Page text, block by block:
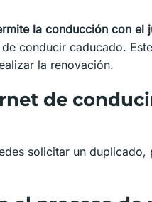
la conducción con el
conducir caducado.
la renovación.
de
solicitar un